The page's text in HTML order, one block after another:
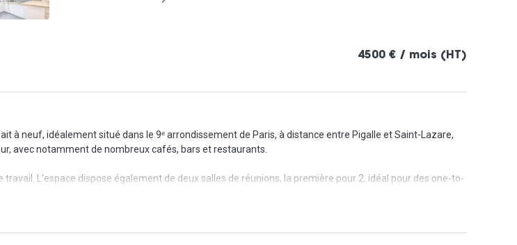
4500 € / mois (HT)
à neuf, idéalement situé dans le 9ᵉ arrondissement de Paris, à distance entre Pigalle et Saint-Lazare,
avec notamment de nombreux cafés, bars et restaurants.
L'espace dispose également de deux salles de réunions, la première pour 2, idéal pour des one-to-
notamment. À savoir que l'un des espaces peut très bien être utilisé comme bureau d'appoint
broyeur intégré. Une imprimante professionnelle est mise à disposition du locataire. L'espace